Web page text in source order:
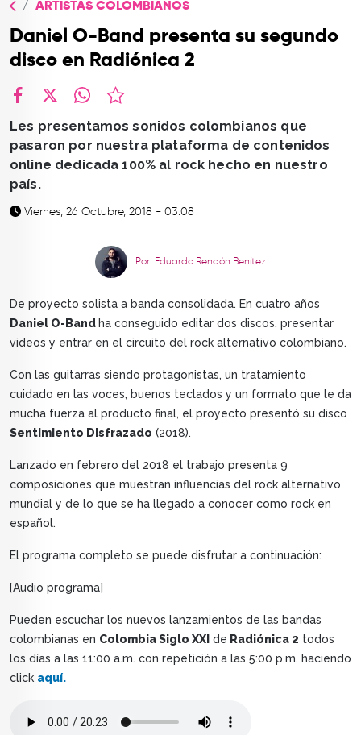
TOP
QUIÉNES SOMOS
ARTISTAS COLOMBIANOS
Daniel O-Band presenta su segundo
disco en Radiónica 2
Les presentamos sonidos colombianos que
pasaron por nuestra plataforma de contenidos
online dedicada 100% al rock hecho en nuestro
país.
Viernes, 26 Octubre, 2018 - 03:08
Por: Eduardo Rendón Benítez
De proyecto solista a banda consolidada. En cuatro años
Daniel O-Band ha conseguido editar dos discos, presentar
videos y entrar en el circuito del rock alternativo colombiano.
Con las guitarras siendo protagonistas, un tratamiento
cuidado en las voces, buenos teclados y un formato que le da
mucha fuerza al producto final, el proyecto presentó su disco
Sentimiento Disfrazado (2018).
Lanzado en febrero del 2018 el trabajo presenta 9
composiciones que muestran influencias del rock alternativo
mundial y de lo que se ha llegado a conocer como rock en
español.
El programa completo se puede disfrutar a continuación:
[Audio programa]
Pueden escuchar los nuevos lanzamientos de las bandas
colombianas en Colombia Siglo XXI de Radiónica 2 todos
los días a las 11:00 a.m. con repetición a las 5:00 p.m. haciendo
click aquí.